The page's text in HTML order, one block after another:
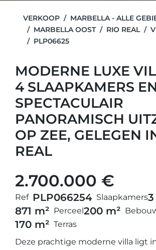
VERKOOP
MARBELLA - ALLE
MARBELLA OOST
RIO REAL
PLP06625
MODERNE LUXE
4 SLAAPKAMERS
SPECTACULAIR
PANORAMISCH
OP ZEE, GELEGEN
REAL
2.700.000 €
Ref PLP066254 Slaapkamers3
871 m² Perceel200 m²
170 m² Terras
Deze prachtige moderne villa ligt